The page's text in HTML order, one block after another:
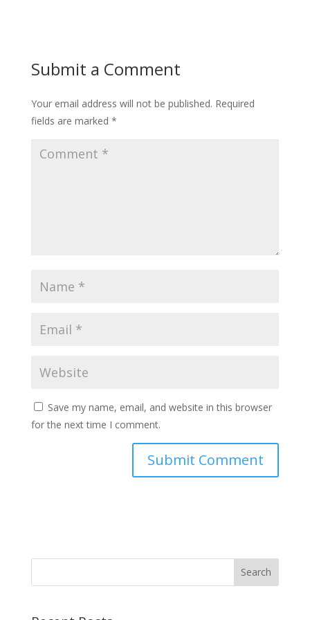
Submit a Comment
Your email address will not be published. Required
fields are marked *
Save my name, email, and website in this browser
for the next time I comment.